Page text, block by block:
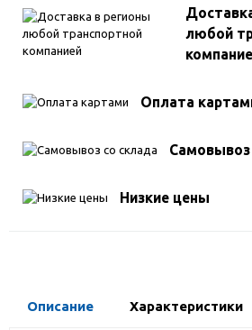
любой
Оплата
Самовывоз
Низкие цены
Описание Характеристики